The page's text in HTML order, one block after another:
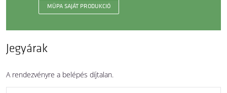
MÜPA SAJÁT PRODUKCIÓ
Jegyárak
A rendezvényre a belépés díjtalan.